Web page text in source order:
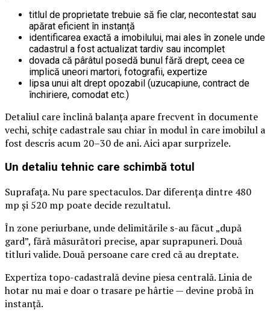
titlul de proprietate trebuie să fie clar, necontestat sau
apărat eficient în instanță
identificarea exactă a imobilului, mai ales în zonele unde
cadastrul a fost actualizat tardiv sau incomplet
dovada că pârâtul posedă bunul fără drept, ceea ce
implică uneori martori, fotografii, expertize
lipsa unui alt drept opozabil (uzucapiune, contract de
închiriere, comodat etc.)
Detaliul care înclină balanța apare frecvent în documente
vechi, schițe cadastrale sau chiar în modul în care imobilul a
fost descris acum 20–30 de ani. Aici apar surprizele.
Un detaliu tehnic care schimbă totul
Suprafața. Nu pare spectaculos. Dar diferența dintre 480
mp și 520 mp poate decide rezultatul.
În zone periurbane, unde delimitările s-au făcut „după
gard”, fără măsurători precise, apar suprapuneri. Două
titluri valide. Două persoane care cred că au dreptate.
Expertiza topo-cadastrală devine piesa centrală. Linia de
hotar nu mai e doar o trasare pe hârtie — devine probă în
instanță.